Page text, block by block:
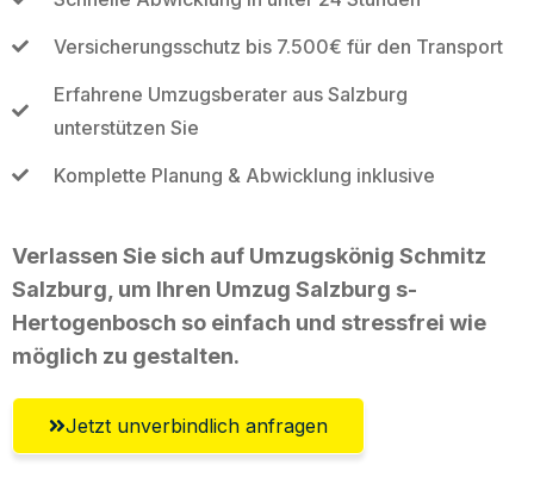
Versicherungsschutz bis 7.500€ für den Transport
Erfahrene Umzugsberater aus Salzburg
unterstützen Sie
Komplette Planung & Abwicklung inklusive
Verlassen Sie sich auf Umzugskönig Schmitz
Salzburg, um Ihren Umzug Salzburg s-
Hertogenbosch so einfach und stressfrei wie
möglich zu gestalten.
Jetzt unverbindlich anfragen